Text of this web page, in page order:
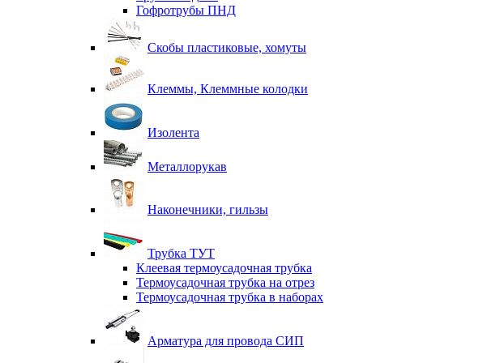
Гофротрубы ПНД
Скобы пластиковые, хомуты
Клеммы, Клеммные колодки
Изолента
Металлорукав
Наконечники, гильзы
Трубка ТУТ
Клеевая термоусадочная трубка
Термоусадочная трубка на отрез
Термоусадочная трубка в наборах
Арматура для провода СИП